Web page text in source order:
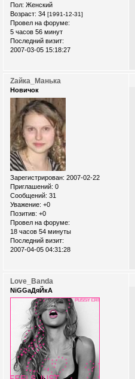
Пол: Женский
Возраст: 34 [1991-12-31]
Провел на форуме:
5 часов 56 минут
Последний визит:
2007-03-05 15:18:27
Zайка_Манька
Новичок
Зарегистрирован: 2007-02-22
Приглашений: 0
Сообщений: 31
Уважение: +0
Позитив: +0
Провел на форуме:
18 часов 54 минуты
Последний визит:
2007-04-05 04:31:28
Love_Banda
NiGGaДяЙкА